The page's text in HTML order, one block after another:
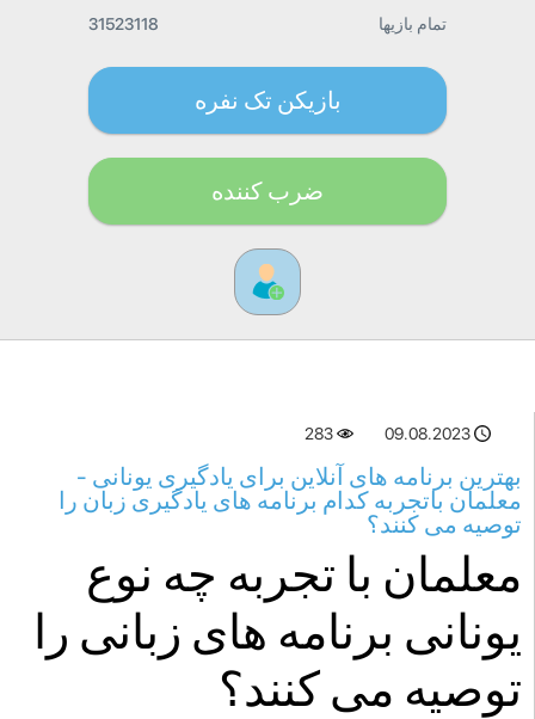
تمام بازیها 31523118
بازیکن تک نفره
ضرب کننده
09.08.2023
283
بهترین برنامه های آنلاین برای یادگیری یونانی -
معلمان باتجربه کدام برنامه های یادگیری زبان را
توصیه می کنند؟
معلمان با تجربه چه نوع
یونانی برنامه های زبانی را
توصیه می کنند؟